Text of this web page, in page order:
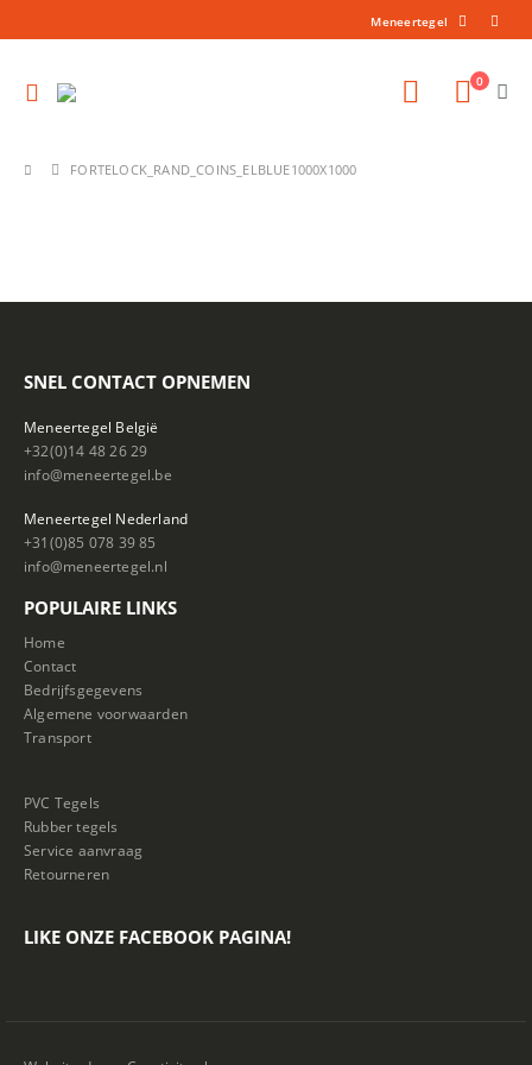
Meneertegel
0
FORTELOCK_RAND_COINS_ELBLUE1000X1000
SNEL CONTACT OPNEMEN
Meneertegel België
+32(0)14 48 26 29
info@meneertegel.be
Meneertegel Nederland
+31(0)85 078 39 85
info@meneertegel.nl
POPULAIRE LINKS
Home
Contact
Bedrijfsgegevens
Algemene voorwaarden
Transport
PVC Tegels
Rubber tegels
Service aanvraag
Retourneren
LIKE ONZE FACEBOOK PAGINA!